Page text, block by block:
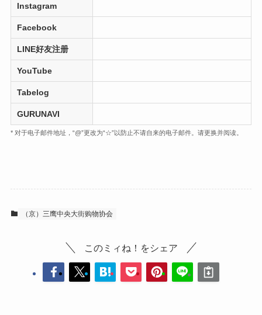
Instagram
Facebook
LINE好友注册
YouTube
Tabelog
GURUNAVI
* 对于电子邮件地址，“@”更改为“☆”以防止不请自来的电子邮件。请更换并阅读。
（京）三鹰中央大街购物协会
このミィね！をシェア